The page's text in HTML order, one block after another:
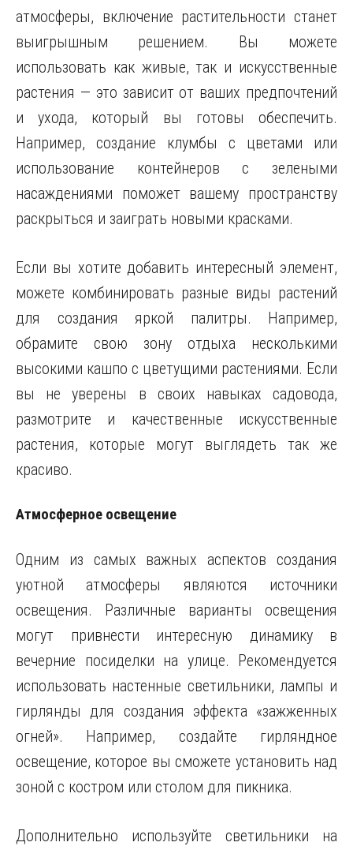
атмосферы, включение растительности станет
выигрышным решением. Вы можете
использовать как живые, так и искусственные
растения — это зависит от ваших предпочтений
и ухода, который вы готовы обеспечить.
Например, создание клумбы с цветами или
использование контейнеров с зелеными
насаждениями поможет вашему пространству
раскрыться и заиграть новыми красками.
Если вы хотите добавить интересный элемент,
можете комбинировать разные виды растений
для создания яркой палитры. Например,
обрамите свою зону отдыха несколькими
высокими кашпо с цветущими растениями. Если
вы не уверены в своих навыках садовода,
размотрите и качественные искусственные
растения, которые могут выглядеть так же
красиво.
Атмосферное освещение
Одним из самых важных аспектов создания
уютной атмосферы являются источники
освещения. Различные варианты освещения
могут привнести интересную динамику в
вечерние посиделки на улице. Рекомендуется
использовать настенные светильники, лампы и
гирлянды для создания эффекта «зажженных
огней». Например, создайте гирляндное
освещение, которое вы сможете установить над
зоной с костром или столом для пикника.
Дополнительно используйте светильники на